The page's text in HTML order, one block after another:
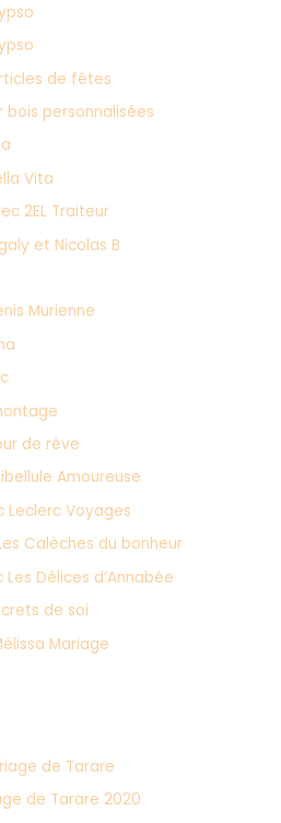
de fêtes
bois personnalisées
Vita
2EL Traiteur
et Nicolas B
Murienne
de rêve
Amoureuse
Voyages
Calèches du bonheur
Délices d’Annabée
de soi
Mariage
de Tarare
de Tarare 2020